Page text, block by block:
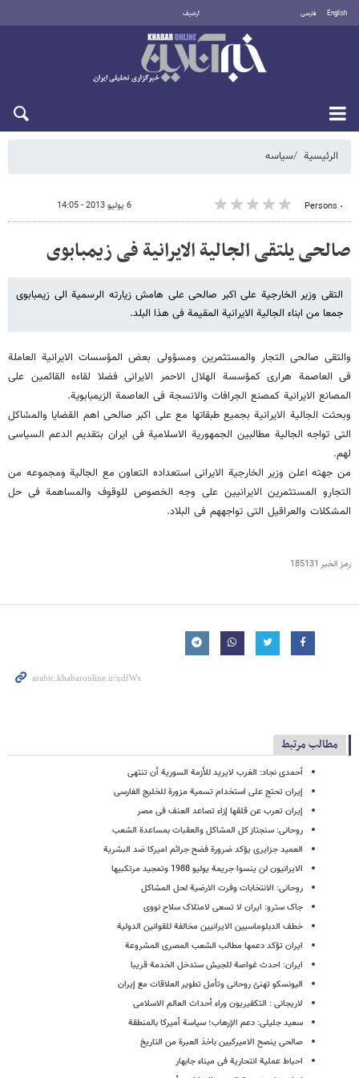
English فارسی أرشيف
الرئيسية سیاسه
٠ Persons 6 يوليو 2013 - 14:05
صالحی یلتقی الجالیة الایرانیة فی زیمبابوی
التقى وزیر الخارجیة على اکبر صالحی على هامش زیارته الرسمیة الى زیمبابوی
جمعا من ابناء الجالیة الایرانیة المقیمة فی هذا البلد.
والتقى صالحی التجار والمستثمرین ومسؤولی بعض المؤسسات الایرانیة العاملة
فی العاصمة هراری کمؤسسة الهلال الاحمر الایرانی فضلا لقاءه القائمین على
المصانع الایرانیة کمصنع الجرافات والانسجة فی العاصمة الزیمبابویة.
وبحثت الجالیة الایرانیة بجمیع طبقاتها مع على اکبر صالحی اهم القضایا والمشاکل
التى تواجه الجالیة مطالبین الجمهوریة الاسلامیة فی ایران بتقدیم الدعم السیاسی
لهم.
من جهته اعلن وزیر الخارجیة الایرانی استعداده التعاون مع الجالیة ومجموعه من
التجارو المستثمرین الایرانیین على وجه الخصوص للوقوف والمساهمة فی حل
المشکلات والعراقیل التی تواجههم فی البلاد.
رمز الخبر 185131
مطالب مرتبط
أحمدی نجاد: الغرب لایرید للأزمة السوریة أن تنتهی
إیران تحتج علی استخدام تسمیة مزورة للخلیج الفارسی
إیران تعرب عن قلقها إزاء تصاعد العنف فی مصر
روحانی: سنجتاز کل المشاکل والعقبات بمساعدة الشعب
العمید جزایری یؤکد ضرورة فضح جرائم امیرکا ضد البشریة
الایرانیون لن ینسوا جریمة یولیو 1988 وتمجید مرتکبیها
روحانی: الانتخابات وفرت الارضیة لحل المشاکل
جاک سترو: ایران لا تسعى لامتلاک سلاح نووی
خطف الدبلوماسیین الایرانیین مخالفة للقوانین الدولیة
ایران تؤکد دعمها مطالب الشعب المصری المشروعة
ایران: احدث غواصة للجیش ستدخل الخدمة قریبا
الیونسکو تهنئ روحانی وتأمل تطویر العلاقات مع إیران
لاریجانی : التکفیریون وراء أحداث العالم الاسلامی
سعید جلیلی: دعم الإرهاب؛ سیاسة أمیرکا بالمنطقة
صالحی ینصح الامیرکیین باخذ العبرة من التاریخ
احباط عملیة انتحاریة فی میناء جابهار